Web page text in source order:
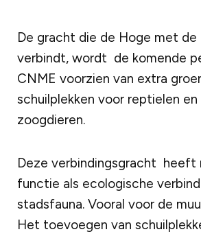
De gracht die de Hoge met de
verbindt, wordt de komende
CNME voorzien van extra
schuilplekken voor reptielen en
zoogdieren.
Deze verbindingsgracht heeft
functie als ecologische
stadsfauna. Vooral voor de
Het toevoegen van